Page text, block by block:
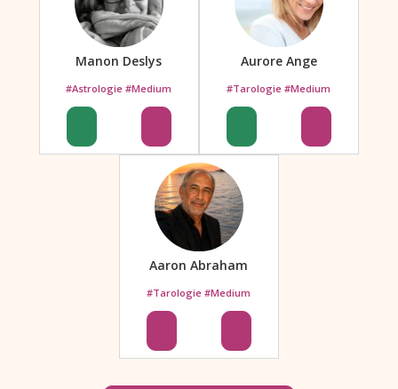
Manon Deslys
#Astrologie #Medium
Aurore Ange
#Tarologie #Medium
Aaron Abraham
#Tarologie #Medium